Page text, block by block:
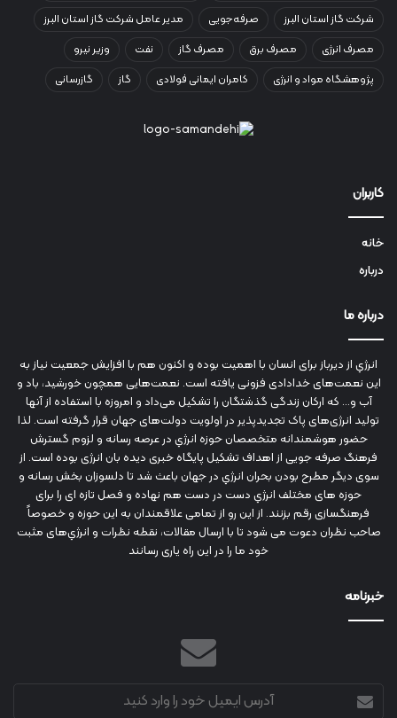
شرکت گاز استان البرز
صرفه‌جویی
مدیر عامل شرکت گاز استان البرز
مصرف انرژی
مصرف برق مصرف گاز نفت
وزیر نیرو
پژوهشگاه مواد و انرژی
کامران ایمانی فولادی گاز گازرسانی
کاربران
خانه
درباره
درباره ما
انرژي‌ از دیرباز برای انسان با اهمیت بوده و اکنون هم با افزایش جمعیت نیاز به
این نعمت‌های خدادادی فزونی یافته است. نعمت‌هایی همچون خورشید، باد و
آب و... که ارکان زندگی گذشتگان را تشکیل می‌داد و امروزه با استفاده از آنها
تولید انرژی‌های پاک تجدیدپذیر در اولویت دولت‌های جهان قرار گرفته است. لذا
حضور هوشمندانه متخصصان حوزه انرژي در عرصه رسانه و لزوم گسترش
فرهنگ صرفه جویی از اهداف تشکیل پایگاه خبری دیده بان انرژی بوده است. از
سوی دیگر مطرح بودن بحران انرژي در جهان باعث شد تا دلسوزان بخش رسانه و
حوزه های مختلف انرژي دست در دست هم نهاده و فصل تازه ای را برای
فرهنگسازی رقم بزنند. از این رو از تمامی علاقمندان به این حوزه و خصوصاً
صاحب نظران دعوت می شود تا با ارسال مقالات، نقطه نظرات و انرژي‌های مثبت
خود ما را در این راه یاری رسانند
خبرنامه
آدرس
ایمیل